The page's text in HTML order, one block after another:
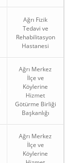
Ağrı Fizik
Tedavi ve
Rehabilitasyon
Hastanesi
Ağrı Merkez
İlçe ve
Köylerine
Hizmet
Götürme Birliği
Başkanlığı
Ağrı Merkez
İlçe ve
Köylerine